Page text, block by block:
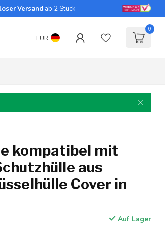
Versand ab 2 Stück
EUR
0
kompatibel mit
aus
Cover in
Auf Lager